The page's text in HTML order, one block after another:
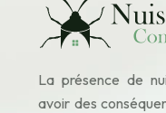
La présence de
avoir des